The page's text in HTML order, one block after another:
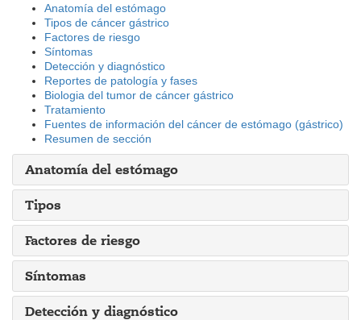
Anatomía del estómago
Tipos de cáncer gástrico
Factores de riesgo
Síntomas
Detección y diagnóstico
Reportes de patología y fases
Biologia del tumor de cáncer gástrico
Tratamiento
Fuentes de información del cáncer de estómago (gástrico)
Resumen de sección
Anatomía del estómago
Tipos
Factores de riesgo
Síntomas
Detección y diagnóstico